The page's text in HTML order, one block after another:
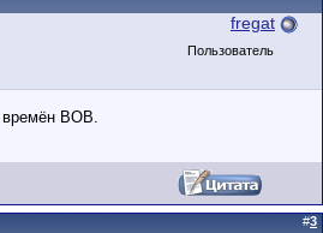
fregat
Пользователь
времён ВОВ.
#3